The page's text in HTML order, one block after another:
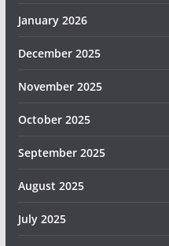
January 2026
December 2025
November 2025
October 2025
September 2025
August 2025
July 2025